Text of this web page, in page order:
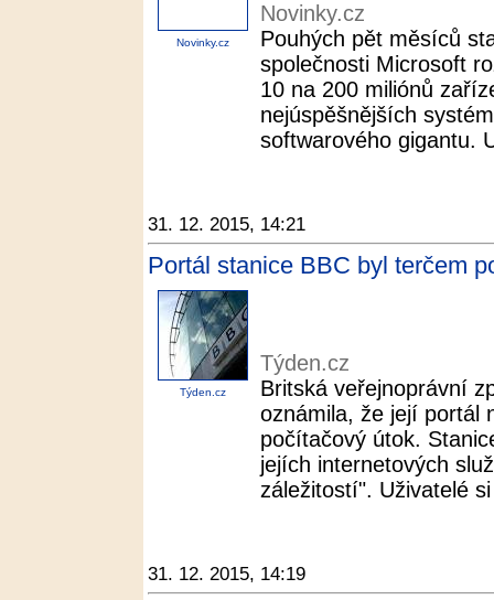
Novinky.cz
Novinky.cz
Pouhých pět měsíců
společnosti Microsoft
10 na 200 miliónů
nejúspěšnějších
softwarového gigantu.
31. 12. 2015, 14:21
Portál stanice BBC byl terčem
Týden.cz
Týden.cz
Britská veřejnoprávní
oznámila, že její portál
počítačový útok.
jejích internetových
záležitostí". Uživatelé
31. 12. 2015, 14:19